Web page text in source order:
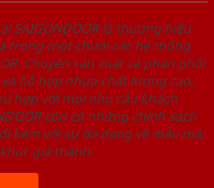
SAIGONDOOR là thương hiệu
trong một chuỗi các hệ thống
Chuyên sản xuất và phân phối
hỗ hợp nhựa chất lượng cao,
hợp với mọi nhu cầu khách
còn có những chính sách
kèm với sự đa dạng về mẫu mã,
giá thành.